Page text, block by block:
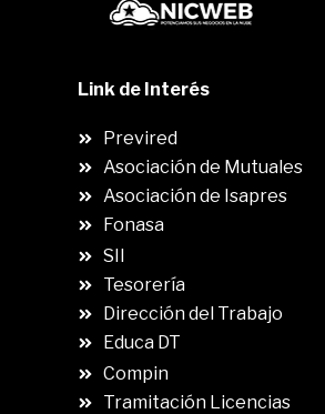
Link de Interés
Previred
Asociación de Mutuales
Asociación de Isapres
Fonasa
SII
Tesorería
Dirección del Trabajo
Educa DT
Compin
Tramitación Licencias